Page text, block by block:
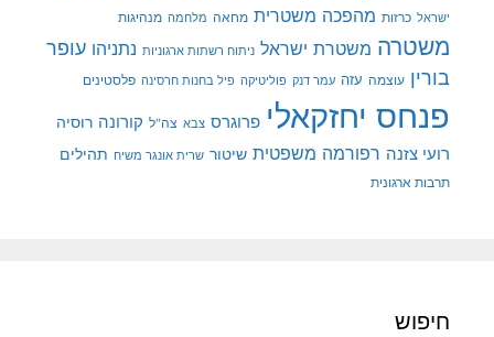
ישראל כרזות מהפכה משטרית מחאה מלחמה מנהיגות
משטרה משטרת ישראל ניתוח רשתות ארגוניות נתניהו עופר
בורין עוצמה עזה עמר דנק פוליטיקה פיל בחנות חרסינה פלסטינים
פנחס יחזקאלי פרוגרס צבא צה"ל קורונה רוסיה
רועי צזנה רפורמה משפטית שיטור שרית אונגר משיח תהילים
תרבות ארגונית
חיפוש